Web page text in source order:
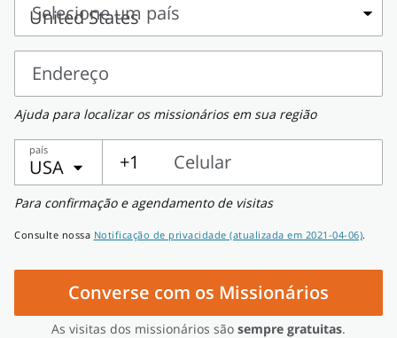
sobrenome
Selecione um país
Selecione
um
país
Endereço
Endereço
Ajuda para localizar os missionários em sua região
país
USA +1
Celular
Celular
Para confirmação e agendamento de visitas
Consulte nossa Notificação de privacidade (atualizada em 2021-04-06).
As visitas dos missionários são sempre gratuitas.
Converse com os Missionários